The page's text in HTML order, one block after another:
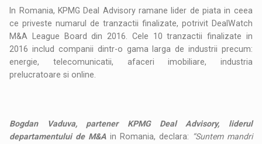
In Romania, KPMG Deal Advisory ramane lider de piata in ceea
ce priveste numarul de tranzactii finalizate, potrivit DealWatch
M&A League Board din 2016. Cele 10 tranzactii finalizate in
2016 includ companii dintr-o gama larga de industrii precum:
energie, telecomunicatii, afaceri imobiliare, industria
prelucratoare si online.
Bogdan Vaduva, partener KPMG Deal Advisory, liderul
departamentului de M&A in Romania, declara: “Suntem mandri